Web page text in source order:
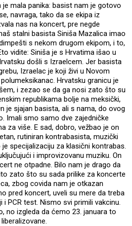
mala panika: basist nam je gotovo
navraga, tako da se ekipa iz
nas na koncert, pre negde
stalni basista Siniša Mazalica imao
s nekom drugom ekipom, i to,
vidite: Siniša je s Hrvatima išao u
došli s Izraelcem. Jer basista
Izraelac je koji živi u Novom
Hrvatsku granicu je
i zezao se da ga nosi zato što su
republikama bolje na meksički,
je sjajan basista, ali s nama, do ovog
Imali smo samo dve zajedničke
za više. E sad, dobro, vežbao je on
rutiniran kontrabasista, muzički
specijalizaciju za klasični kontrabas.
i improvizovanu muziku. On
ne otpadne. Bilo nam je drago da
zato što su sada prilike za koncerte
zbog covida nam je otkazan
pred koncert, uveli su mere da treba
PCR test. Nismo svi primili vakcinu.
no izgleda da ćemo 23. januara to